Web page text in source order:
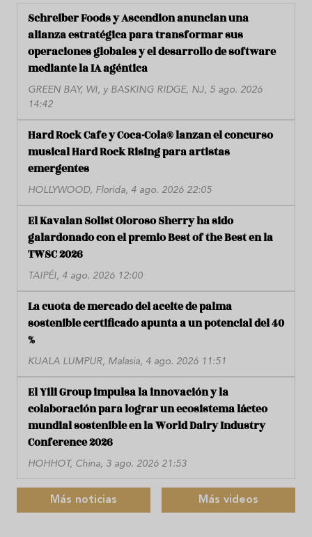
Schreiber Foods y Ascendion anuncian una
alianza estratégica para transformar sus
operaciones globales y el desarrollo de software
mediante la IA agéntica
GREEN BAY, WI, y BASKING RIDGE, NJ, 5 ago. 2026
14:42
Hard Rock Cafe y Coca-Cola® lanzan el concurso
musical Hard Rock Rising para artistas
emergentes
HOLLYWOOD, Florida, 4 ago. 2026 22:05
El Kavalan Solist Oloroso Sherry ha sido
galardonado con el premio Best of the Best en la
TWSC 2026
TAIPÉI, 4 ago. 2026 12:00
La cuota de mercado del aceite de palma
sostenible certificado apunta a un potencial del 40
%
KUALA LUMPUR, Malasia, 4 ago. 2026 11:51
El Yili Group impulsa la innovación y la
colaboración para lograr un ecosistema lácteo
mundial sostenible en la World Dairy Industry
Conference 2026
HOHHOT, China, 3 ago. 2026 21:53
Más noticias Más videos